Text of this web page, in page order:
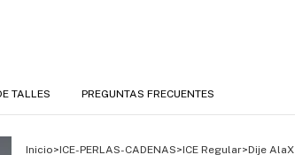
TALLES PREGUNTAS FRECUENTES
Inicio>ICE-PERLAS-CADENAS>ICE Regular>Dije AlaX